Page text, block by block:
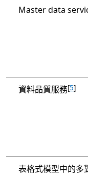
Master data
資料品質服務[5]
表格式模型中的多